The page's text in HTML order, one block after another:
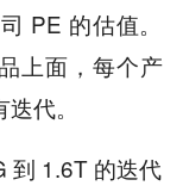
PE 的估值。
上面，每个产
代。
到 1.6T 的迭代